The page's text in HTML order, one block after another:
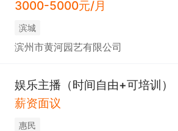
3000-5000元/月
滨城
滨州市黄河园艺有限公司
娱乐主播（时间自由+可培训）
薪资面议
惠民